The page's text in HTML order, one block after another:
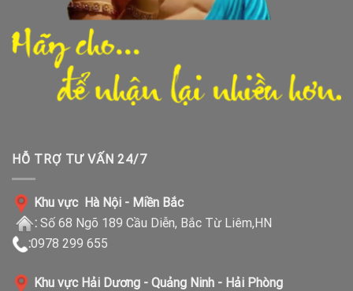
HỖ TRỢ TƯ VẤN 24/7
Khu vực Hà Nội - Miền Bắc
: Số 68 Ngõ 189 Cầu Diễn, Bắc Từ Liêm,HN
:0978 299 655
Khu vực Hải Dương - Quảng Ninh - Hải Phòng